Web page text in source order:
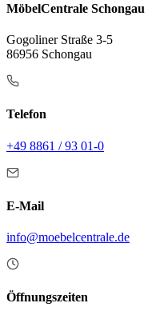
MöbelCentrale Schongau
Gogoliner Straße 3-5
86956 Schongau
Telefon
+49 8861 / 93 01-0
E-Mail
info@moebelcentrale.de
Öffnungszeiten